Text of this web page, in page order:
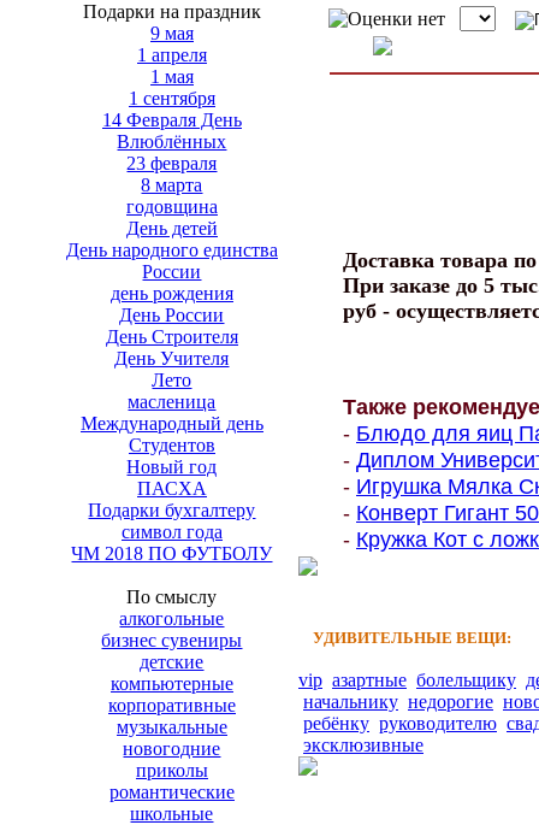
Подарки на праздник
9 мая
1 апреля
1 мая
1 сентября
14 Февраля День
Влюблённых
23 февраля
8 марта
годовщина
День детей
День народного единства
России
день рождения
День России
День Строителя
День Учителя
Лето
масленица
Международный день
Студентов
Новый год
ПАСХА
Подарки бухгалтеру
символ года
ЧМ 2018 ПО ФУТБОЛУ
По смыслу
алкогольные
бизнес сувениры
детские
компьютерные
корпоративные
музыкальные
новогодние
приколы
романтические
школьные
Доставка товара
При заказе до 5
руб -
Также
- Блюдо для яиц
- Диплом
- Игрушка Мялка
- Конверт Гигант
- Кружка Кот с
УДИВИТЕЛЬНЫЕ ВЕЩИ:
vip азартные болельщику
начальнику недорогие
ребёнку руководителю
эксклюзивные